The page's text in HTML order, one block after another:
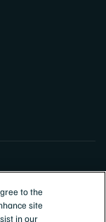
to the
site
in our